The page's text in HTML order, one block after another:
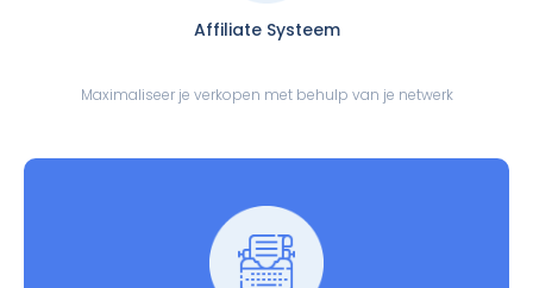
Affiliate Systeem
Maximaliseer je verkopen met behulp van je netwerk